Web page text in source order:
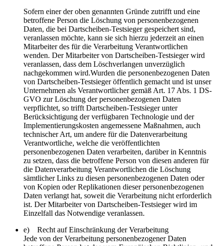
Sofern einer der oben genannten Gründe zutrifft und eine
betroffene Person die Löschung von personenbezogenen
Daten, die bei Dartscheiben-Testsieger gespeichert sind,
veranlassen möchte, kann sie sich hierzu jederzeit an einen
Mitarbeiter des für die Verarbeitung Verantwortlichen
wenden. Der Mitarbeiter von Dartscheiben-Testsieger wird
veranlassen, dass dem Löschverlangen unverzüglich
nachgekommen wird.Wurden die personenbezogenen Daten
von Dartscheiben-Testsieger öffentlich gemacht und ist unser
Unternehmen als Verantwortlicher gemäß Art. 17 Abs. 1 DS-
GVO zur Löschung der personenbezogenen Daten
verpflichtet, so trifft Dartscheiben-Testsieger unter
Berücksichtigung der verfügbaren Technologie und der
Implementierungskosten angemessene Maßnahmen, auch
technischer Art, um andere für die Datenverarbeitung
Verantwortliche, welche die veröffentlichten
personenbezogenen Daten verarbeiten, darüber in Kenntnis
zu setzen, dass die betroffene Person von diesen anderen für
die Datenverarbeitung Verantwortlichen die Löschung
sämtlicher Links zu diesen personenbezogenen Daten oder
von Kopien oder Replikationen dieser personenbezogenen
Daten verlangt hat, soweit die Verarbeitung nicht erforderlich
ist. Der Mitarbeiter von Dartscheiben-Testsieger wird im
Einzelfall das Notwendige veranlassen.
e) Recht auf Einschränkung der Verarbeitung
Jede von der Verarbeitung personenbezogener Daten